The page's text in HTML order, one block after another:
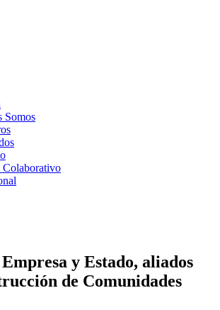
Somos
y Estado, aliados
de Comunidades